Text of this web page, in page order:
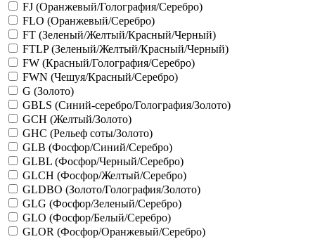
FJ (Оранжевый/Голография/Серебро)
FLO (Оранжевый/Серебро)
FT (Зеленый/Желтый/Красный/Черный)
FTLP (Зеленый/Желтый/Красный/Черный)
FW (Красный/Голография/Серебро)
FWN (Чешуя/Красный/Серебро)
G (Золото)
GBLS (Синий-серебро/Голография/Золото)
GCH (Желтый/Золото)
GHC (Рельеф соты/Золото)
GLB (Фосфор/Синий/Серебро)
GLBL (Фосфор/Черный/Серебро)
GLCH (Фосфор/Желтый/Серебро)
GLDBO (Золото/Голография/Золото)
GLG (Фосфор/Зеленый/Серебро)
GLO (Фосфор/Белый/Серебро)
GLOR (Фосфор/Оранжевый/Серебро)